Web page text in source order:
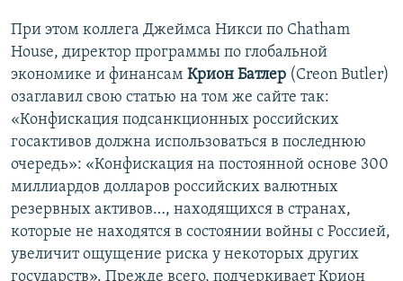
При этом коллега Джеймса Никси по Chatham
House, директор программы по глобальной
экономике и финансам Крион Батлер (Creon Butler)
озаглавил свою статью на том же сайте так:
«Конфискация подсанкционных российских
госактивов должна использоваться в последнюю
очередь»: «Конфискация на постоянной основе 300
миллиардов долларов российских валютных
резервных активов…, находящихся в странах,
которые не находятся в состоянии войны с Россией,
увеличит ощущение риска у некоторых других
государств». Прежде всего, подчеркивает Крион